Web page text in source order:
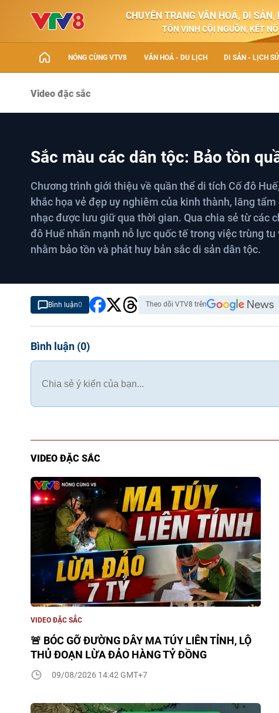
CHUYÊN TRANG VĂN HOÁ, DI SẢN,
TÔN VINH CỘI NGUỒN, KẾT
NÓNG CÙNG VTV8 VĂN HOÁ - DU LỊCH DI SẢN - LỊCH SỬ
Video đặc sắc
Sắc màu các dân tộc: Bảo tồn
Chương trình giới thiệu về quần thể di tích Cố đô
khắc họa vẻ đẹp uy nghiêm của kinh thành, lăng
nhạc được lưu giữ qua thời gian. Qua chia sẻ từ các
đô Huế nhấn mạnh nỗ lực quốc tế trong việc trùng
nhằm bảo tồn và phát huy bản sắc di sản dân tộc.
Bình luận0 Theo dõi VTV8 trên
Bình luận (0)
VIDEO ĐẶC SẮC
🚨 BÓC GỠ ĐƯỜNG DÂY MA TÚY LIÊN TỈNH, LỘ
THỦ ĐOẠN LỪA ĐẢO HÀNG TỶ ĐỒNG
VIDEO ĐẶC SẮC
09/08/2026 14:42 GMT+7